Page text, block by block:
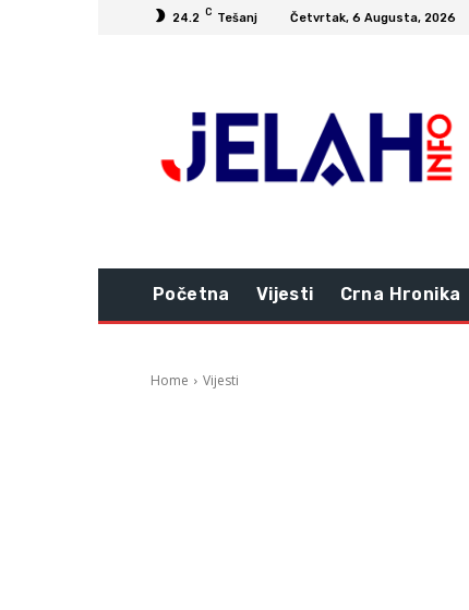
24.2 C Tešanj Četvrtak, 6 Augusta, 2026
Početna Vijesti Crna Hronika
Home Vijesti